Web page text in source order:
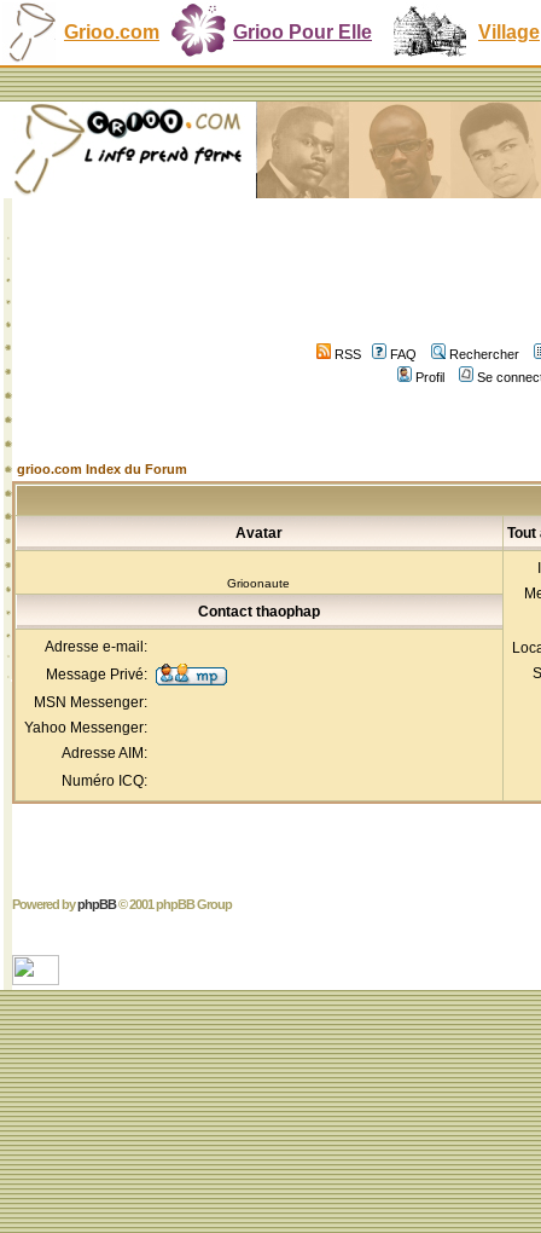
Grioo.com Grioo Pour Elle Village
RSS FAQ
Rechercher
Profil
Se
grioo.com Index du Forum
Avatar Tout
Grioonaute
Contact thaophap
Adresse e-mail:
Message Privé:
MSN Messenger:
Yahoo Messenger:
Adresse AIM:
Numéro ICQ:
Powered byphpBB© 2001 phpBB Group